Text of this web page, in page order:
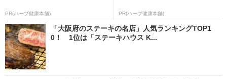
PR(ハーブ健康本舗) PR(ハーブ健康本舗)
「大阪府のステーキの名店」人気ランキングTOP1
0！ 1位は「ステーキハウス K...